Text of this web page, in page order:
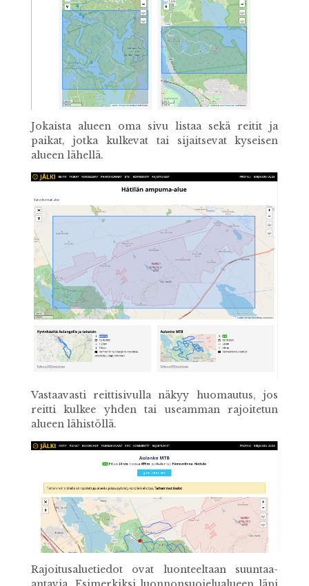
Jokaista alueen oma sivu listaa sekä reitit ja
paikat, jotka kulkevat tai sijaitsevat kyseisen
alueen lähellä.
Vastaavasti reittisivulla näkyy huomautus, jos
reitti kulkee yhden tai useamman rajoitetun
alueen lähistöllä.
Rajoitusaluetiedot ovat luonteeltaan suuntaa-